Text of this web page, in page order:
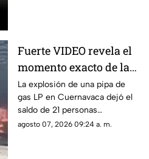
Fuerte VIDEO revela el
momento exacto de la
3xpl0s1ón de pipa de
gas LP que dejó a 21
personas l3s10n4d4s:
Esto se sabe sobre lo
La explosión de una pipa de
gas LP en Cuernavaca dejó el
saldo de 21 personas
lesionadas y en redes sociales
agosto 07, 2026 09:24 a. m.